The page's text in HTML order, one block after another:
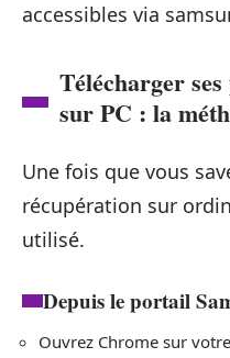
accessibles via
Télécharger
sur PC : la
Une fois que vous
récupération sur
utilisé.
Depuis le portail
Ouvrez Chrome sur